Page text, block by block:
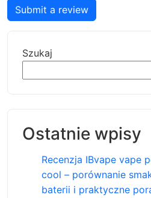
Submit a review
Szukaj
Ostatnie wpisy
Recenzja IBvape vape
cool – porównanie
baterii i praktyczne